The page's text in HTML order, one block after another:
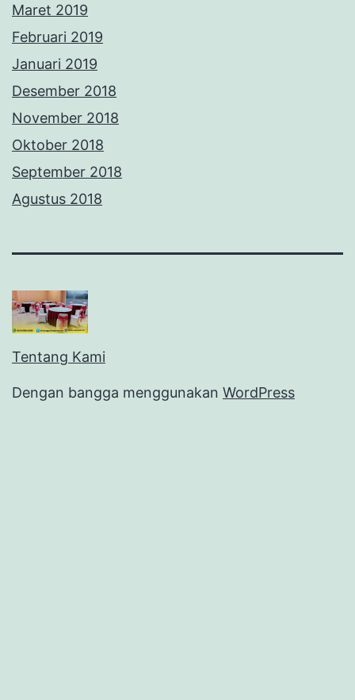
Maret 2019
Februari 2019
Januari 2019
Desember 2018
November 2018
Oktober 2018
September 2018
Agustus 2018
Tentang Kami
Dengan bangga menggunakan WordPress